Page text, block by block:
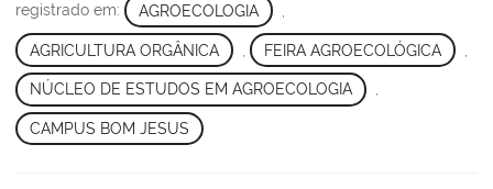
registrado em: AGROECOLOGIA
AGRICULTURA ORGÂNICA FEIRA AGROECOLÓGICA
NÚCLEO DE ESTUDOS EM AGROECOLOGIA ,
CAMPUS BOM JESUS